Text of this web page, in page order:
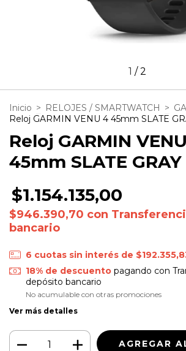
1 /2
Inicio > RELOJES / SMARTWATCH >
Reloj GARMIN VENU 4 45mm SLATE
Reloj GARMIN
45mm SLATE GRAY
$1.154.135,00
$946.390,70 con
bancario
6 cuotas sin interés de
18% de descuentopagando con
depósito bancario
No acumulable con otras promociones
Ver más detalles